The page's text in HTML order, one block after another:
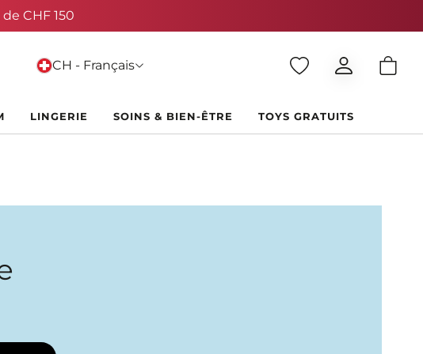
CH - Français
LINGERIE SOINS & BIEN-ÊTRE TOYS GRATUITS